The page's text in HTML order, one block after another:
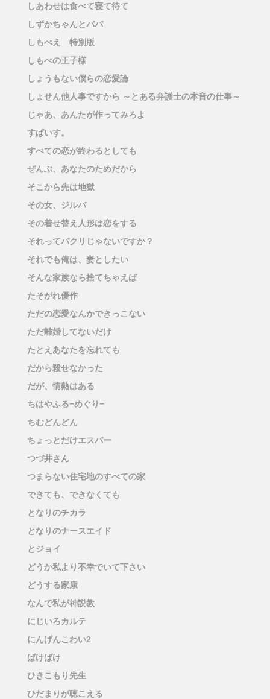
しあわせは食べて寝て待て
しずかちゃんとパパ
しもべえ 特別版
しもべの王子様
しょうもない僕らの恋愛論
しょせん他人事ですから ～とある弁護士の本音の仕事～
じゃあ、あんたが作ってみろよ
すぱいす。
すべての恋が終わるとしても
ぜんぶ、あなたのためだから
そこから先は地獄
その女、ジルバ
その着せ替え人形は恋をする
それってパクリじゃないですか？
それでも俺は、妻としたい
そんな家族なら捨てちゃえば
たそがれ優作
ただの恋愛なんかできっこない
ただ離婚してないだけ
たとえあなたを忘れても
だから殺せなかった
だが、情熱はある
ちはやふる−めぐり−
ちむどんどん
ちょっとだけエスパー
つづ井さん
つまらない住宅地のすべての家
できても、できなくても
となりのチカラ
となりのナースエイド
とジョイ
どうか私より不幸でいて下さい
どうする家康
なんで私が神説教
にじいろカルテ
にんげんこわい2
ばけばけ
ひきこもり先生
ひだまりが聴こえる